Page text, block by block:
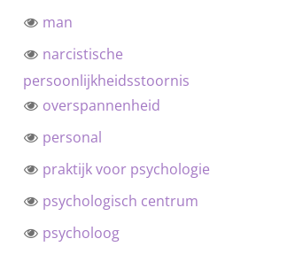
man
narcistische
persoonlijkheidsstoornis
overspannenheid
personal
praktijk voor psychologie
psychologisch centrum
psycholoog